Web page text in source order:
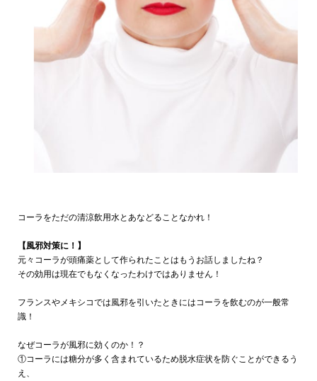
コーラをただの清涼飲用水とあなどることなかれ！
【風邪対策に！】
元々コーラが頭痛薬として作られたことはもうお話しましたね？
その効用は現在でもなくなったわけではありません！
フランスやメキシコでは風邪を引いたときにはコーラを飲むのが一般常
識！
なぜコーラが風邪に効くのか！？
①コーラには糖分が多く含まれているため脱水症状を防ぐことができるう
え、